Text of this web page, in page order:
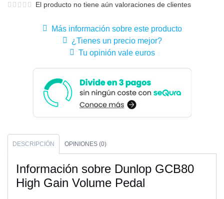
El producto no tiene aún valoraciones de clientes
Más información sobre este producto
¿Tienes un precio mejor?
Tu opinión vale euros
DESCRIPCIÓN OPINIONES (0)
Información sobre Dunlop GCB80
High Gain Volume Pedal